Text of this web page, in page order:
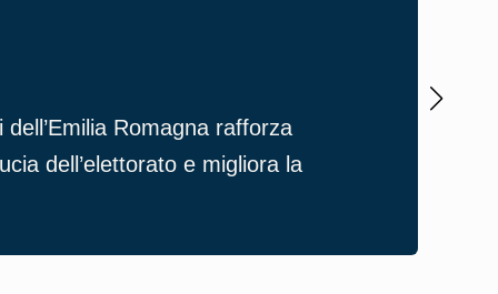
Romagna rafforza
dell’elettorato e migliora la